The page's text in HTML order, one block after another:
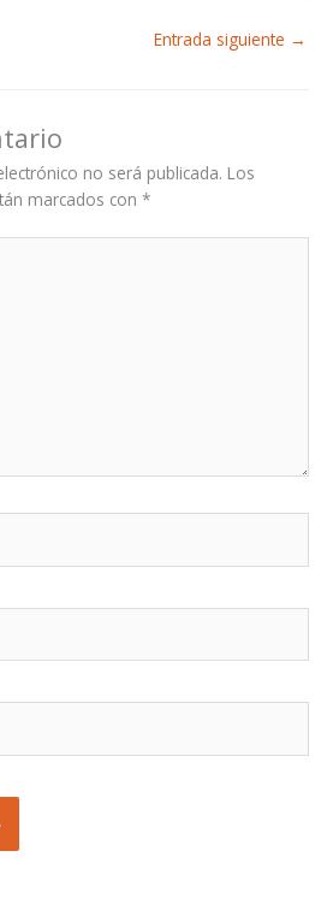
Entrada siguiente →
no será publicada. Los
marcados con *